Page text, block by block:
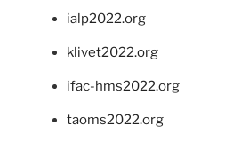
ialp2022.org
klivet2022.org
ifac-hms2022.org
taoms2022.org